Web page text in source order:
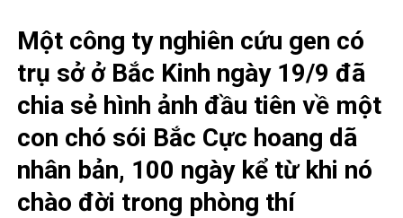
Một công ty nghiên cứu gen có
trụ sở ở Bắc Kinh ngày 19/9 đã
chia sẻ hình ảnh đầu tiên về một
con chó sói Bắc Cực hoang dã
nhân bản, 100 ngày kể từ khi nó
chào đời trong phòng thí